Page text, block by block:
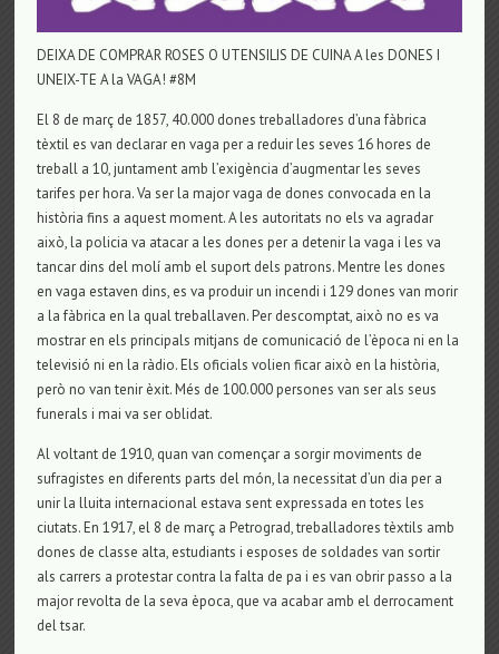
DEIXA DE COMPRAR ROSES O UTENSILIS DE CUINA A les DONES I
UNEIX-TE A la VAGA! #8M
El 8 de març de 1857, 40.000 dones treballadores d’una fàbrica
tèxtil es van declarar en vaga per a reduir les seves 16 hores de
treball a 10, juntament amb l’exigència d’augmentar les seves
tarifes per hora. Va ser la major vaga de dones convocada en la
història fins a aquest moment. A les autoritats no els va agradar
això, la policia va atacar a les dones per a detenir la vaga i les va
tancar dins del molí amb el suport dels patrons. Mentre les dones
en vaga estaven dins, es va produir un incendi i 129 dones van morir
a la fàbrica en la qual treballaven. Per descomptat, això no es va
mostrar en els principals mitjans de comunicació de l’època ni en la
televisió ni en la ràdio. Els oficials volien ficar això en la història,
però no van tenir èxit. Més de 100.000 persones van ser als seus
funerals i mai va ser oblidat.
Al voltant de 1910, quan van començar a sorgir moviments de
sufragistes en diferents parts del món, la necessitat d’un dia per a
unir la lluita internacional estava sent expressada en totes les
ciutats. En 1917, el 8 de març a Petrograd, treballadores tèxtils amb
dones de classe alta, estudiants i esposes de soldades van sortir
als carrers a protestar contra la falta de pa i es van obrir passo a la
major revolta de la seva època, que va acabar amb el derrocament
del tsar.